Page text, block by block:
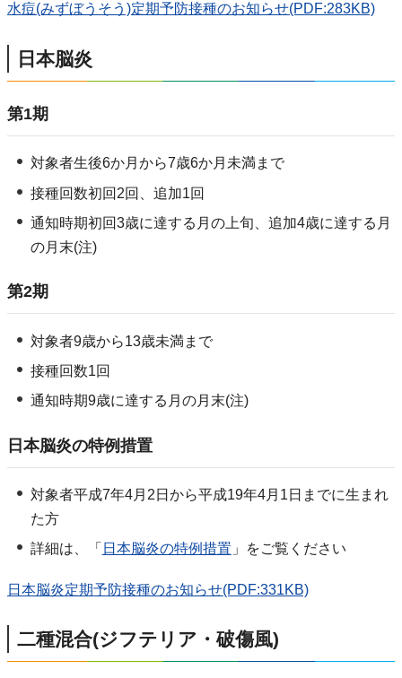
水痘(みずぼうそう)定期予防接種のお知らせ(PDF:283KB)
日本脳炎
第1期
対象者生後6か月から7歳6か月未満まで
接種回数初回2回、追加1回
通知時期初回3歳に達する月の上旬、追加4歳に達する月
の月末(注)
第2期
対象者9歳から13歳未満まで
接種回数1回
通知時期9歳に達する月の月末(注)
日本脳炎の特例措置
対象者平成7年4月2日から平成19年4月1日までに生まれ
た方
詳細は、「 日本脳炎の特例措置 」をご覧ください
日本脳炎定期予防接種のお知らせ(PDF:331KB)
二種混合(ジフテリア・破傷風)